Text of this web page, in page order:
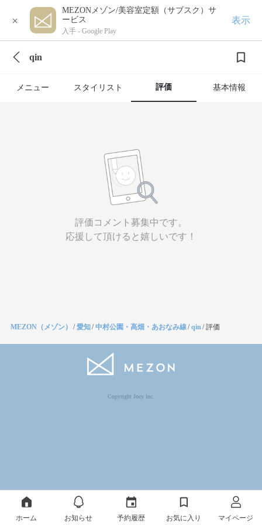
×
MEZONメゾン/美容室定額（サブスク）サ
ービス
入手 - Google Play
表示
qin
メニュー スタイリスト 評価 基本情報
評価コメント募集中です。
応援して頂けると嬉しいです！
MEZON（メゾン） /愛知/中村公園・高畑・あおなみ線/qin/評価
Copyright Jocy inc.
ホーム お知らせ 予約履歴 お気に入り マイページ